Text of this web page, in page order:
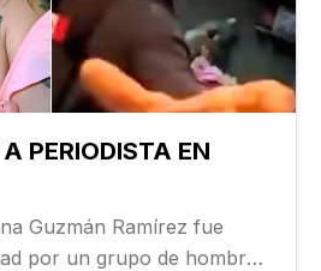
PERIODISTA EN
Guzmán Ramírez fue
por un grupo de hombres